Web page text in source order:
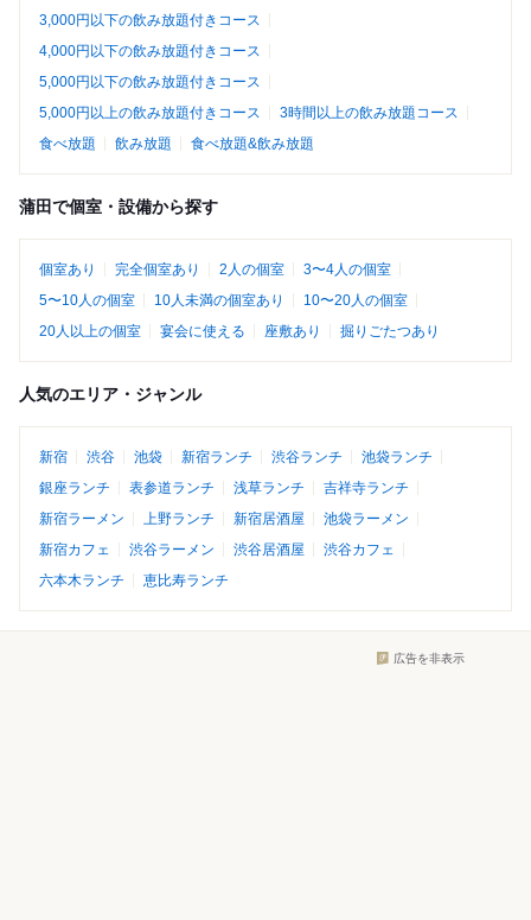
3,000円以下の飲み放題付きコース
4,000円以下の飲み放題付きコース
5,000円以下の飲み放題付きコース
5,000円以上の飲み放題付きコース
3時間以上の飲み放題コース
食べ放題
飲み放題 食べ放題&飲み放題
蒲田で個室・設備から探す
個室あり 完全個室あり 2人の個室
3〜4人の個室
5〜10人の個室
10人未満の個室あり
10〜20人の個室
20人以上の個室
宴会に使える 座敷あり 掘りごたつあり
人気のエリア・ジャンル
新宿 渋谷 池袋 新宿ランチ 渋谷ランチ
池袋ランチ
銀座ランチ
表参道ランチ 浅草ランチ
吉祥寺ランチ
新宿ラーメン
上野ランチ 新宿居酒屋
池袋ラーメン
新宿カフェ
渋谷ラーメン 渋谷居酒屋
渋谷カフェ
六本木ランチ
恵比寿ランチ
広告を非表示